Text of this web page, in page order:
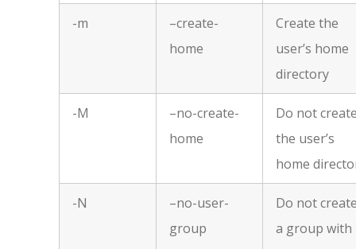
-m
–create-
home
Create the
user’s home
directory
-M
–no-create-
home
Do not
the user’s
home
-N
–no-user-
group
Do not
a group with